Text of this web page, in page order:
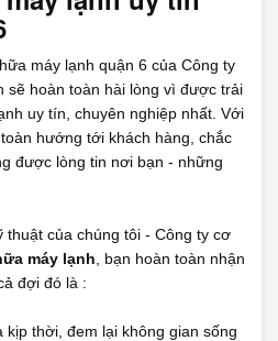
máy lạnh quận 6 của Công ty
sẽ hoàn toàn hài lòng vì được trải
uy tín, chuyên nghiệp nhất. Với
hướng tới khách hàng, chắc
được lòng tin nơi bạn - những
thuật của chúng tôi - Công ty cơ
máy lạnh , bạn hoàn toàn nhận
đợi đó là :
thời, đem lại không gian sống